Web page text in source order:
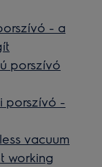
- a
porszívó
porszívó -
vacuum
working